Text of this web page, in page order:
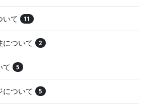
いて 11
について 2
て 5
について 5